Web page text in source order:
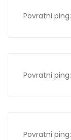
Povratni ping:
Povratni ping:
Povratni ping: